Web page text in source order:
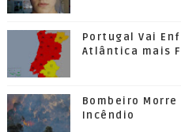
Portugal Vai
Atlântica mais
Bombeiro
Incêndio